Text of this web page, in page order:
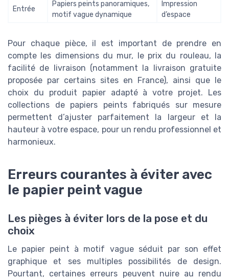
Entrée
Papiers peints panoramiques,
motif vague dynamique
Impression
d’espace
Pour chaque pièce, il est important de prendre en
compte les dimensions du mur, le prix du rouleau, la
facilité de livraison (notamment la livraison gratuite
proposée par certains sites en France), ainsi que le
choix du produit papier adapté à votre projet. Les
collections de papiers peints fabriqués sur mesure
permettent d’ajuster parfaitement la largeur et la
hauteur à votre espace, pour un rendu professionnel et
harmonieux.
Erreurs courantes à éviter avec
le papier peint vague
Les pièges à éviter lors de la pose et du
choix
Le papier peint à motif vague séduit par son effet
graphique et ses multiples possibilités de design.
Pourtant, certaines erreurs peuvent nuire au rendu